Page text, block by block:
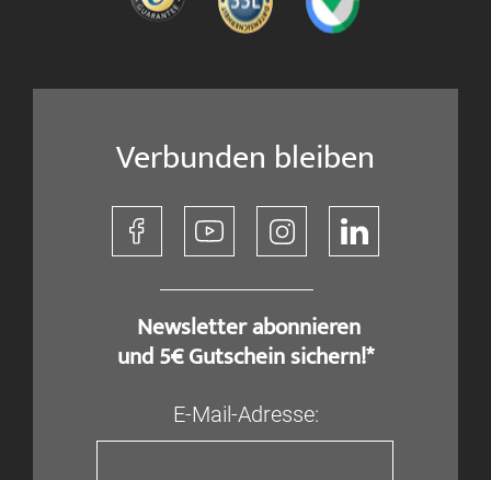
Verbunden bleiben
​ Newsletter abonnieren
und 5€ Gutschein sichern!*
E-Mail-Adresse: